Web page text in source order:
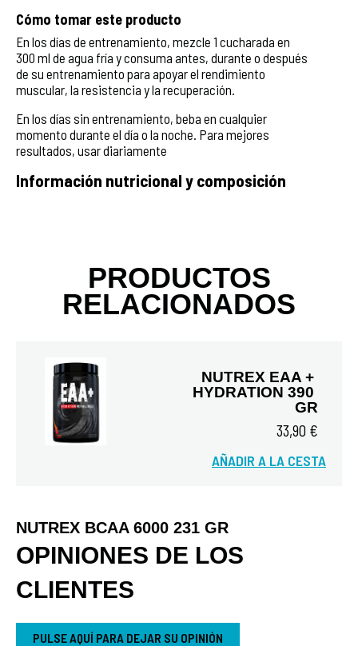
Cómo tomar este producto
En los días de entrenamiento, mezcle 1 cucharada en
300 ml de agua fría y consuma antes, durante o después
de su entrenamiento para apoyar el rendimiento
muscular, la resistencia y la recuperación.
En los días sin entrenamiento, beba en cualquier
momento durante el día o la noche. Para mejores
resultados, usar diariamente
Información nutricional y composición
PRODUCTOS
RELACIONADOS
NUTREX EAA +
HYDRATION 390
GR
33,90 €
AÑADIR A LA CESTA
NUTREX BCAA 6000 231 GR
OPINIONES DE LOS
CLIENTES
PULSE AQUÍ PARA DEJAR SU OPINIÓN